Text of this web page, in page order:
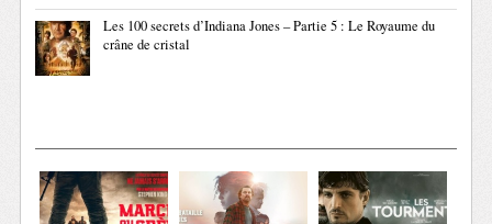
Les 100 secrets d’Indiana Jones – Partie 5 : Le Royaume du
crâne de cristal